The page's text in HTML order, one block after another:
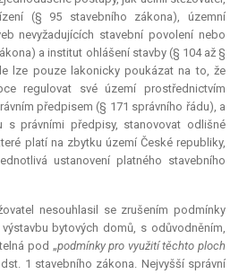
(§ 95 stavebního zákona), územní
nevyžadujících stavební povolení nebo
a institut ohlášení stavby (§ 104 až §
lze pouze lakonicky poukázat na to, že
regulovat své území prostřednictvím
předpisem (§ 171 správního řádu), a
právními předpisy, stanovovat odlišné
platí na zbytku území České republiky,
ustanovení platného stavebního
nesouhlasil se zrušením podmínky
bytových domů, s odůvodněním,
pod „podmínky pro využití těchto ploch
1 stavebního zákona. Nejvyšší správní